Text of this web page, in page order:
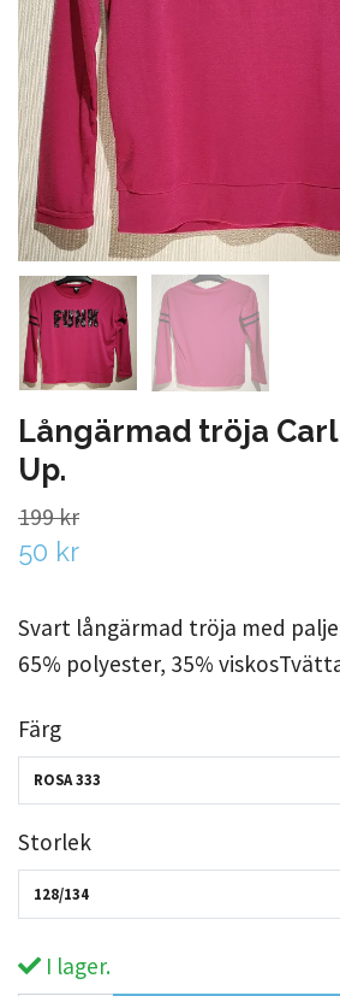
Långärmad tröja
Up.
199 kr
50 kr
Svart långärmad tröja med
65% polyester, 35%
Färg
ROSA 333
Storlek
128/134
I lager.